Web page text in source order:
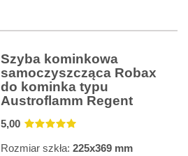
Szyba kominkowa
samoczyszcząca Robax
do kominka typu
Austroflamm Regent
5,00
Rozmiar szkła: 225x369 mm